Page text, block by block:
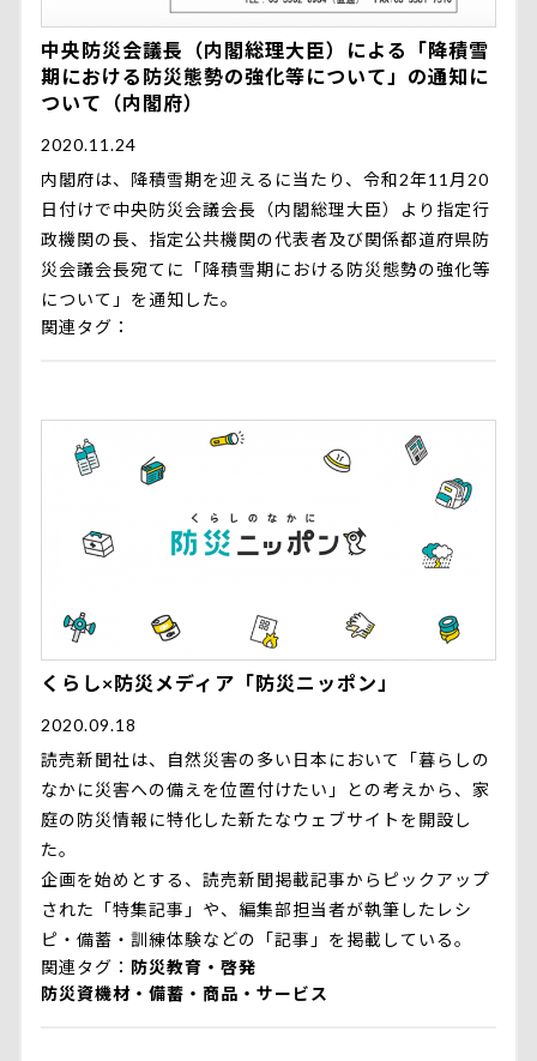
中央防災会議長（内閣総理大臣）による「降積雪
期における防災態勢の強化等について」の通知に
ついて（内閣府）
2020.11.24
内閣府は、降積雪期を迎えるに当たり、令和2年11月20
日付けで中央防災会議会長（内閣総理大臣）より指定行
政機関の長、指定公共機関の代表者及び関係都道府県防
災会議会長宛てに「降積雪期における防災態勢の強化等
について」を通知した。
関連タグ
くらし×防災メディア「防災ニッポン」
2020.09.18
読売新聞社は、自然災害の多い日本において「暮らしの
なかに災害への備えを位置付けたい」との考えから、家
庭の防災情報に特化した新たなウェブサイトを開設し
た。
企画を始めとする、読売新聞掲載記事からピックアップ
された「特集記事」や、編集部担当者が執筆したレシ
ピ・備蓄・訓練体験などの「記事」を掲載している。
関連タグ
防災教育・啓発
防災資機材・備蓄・商品・サービス